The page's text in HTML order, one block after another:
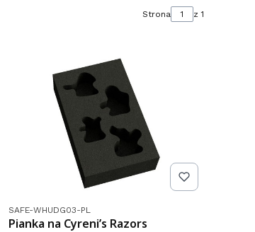
Strona z 1
Kod produktu
SAFE-WHUDG03-PL
Pianka na Cyreni’s Razors